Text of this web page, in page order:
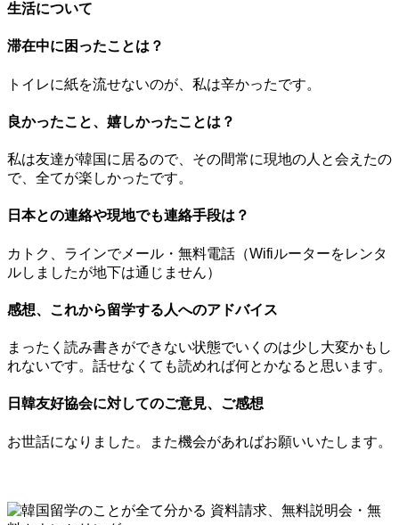
生活について
滞在中に困ったことは？
トイレに紙を流せないのが、私は辛かったです。
良かったこと、嬉しかったことは？
私は友達が韓国に居るので、その間常に現地の人と会えたの
で、全てが楽しかったです。
日本との連絡や現地でも連絡手段は？
カトク、ラインでメール・無料電話（Wifiルーターをレンタ
ルしましたが地下は通じません）
感想、これから留学する人へのアドバイス
まったく読み書きができない状態でいくのは少し大変かもし
れないです。話せなくても読めれば何とかなると思います。
日韓友好協会に対してのご意見、ご感想
お世話になりました。また機会があればお願いいたします。